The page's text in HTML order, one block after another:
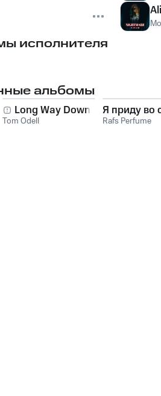
исполнителя
альбомы
Long Way Down
Tom Odell
Я приду во
Rafs Perfume